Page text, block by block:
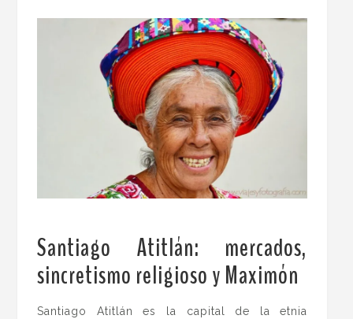
Santiago Atitlán: mercados,
sincretismo religioso y Maximón
Santiago Atitlán es la capital de la etnia